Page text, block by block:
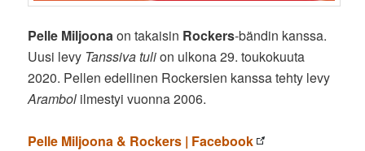
Pelle Miljoona on takaisin Rockers-bändin kanssa.
Uusi levy Tanssiva tulion ulkona 29. toukokuuta
2020. Pellen edellinen Rockersien kanssa tehty levy
Arambol ilmestyi vuonna 2006.
Pelle Miljoona & Rockers | Facebook